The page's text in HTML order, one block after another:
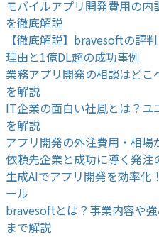
モバイルアプリ開発費用の
を徹底解説
【徹底解説】bravesoftの評
理由と1億DL超の成功事例
業務アプリ開発の相談はど
を解説
IT企業の面白い社風とは？
を解説
アプリ開発の外注費用・相
依頼先企業と成功に導く発注
生成AIでアプリ開発を効率化
ール
bravesoftとは？事業内容や
まで解説